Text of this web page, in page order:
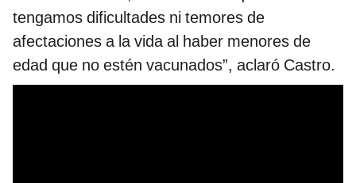
tengamos dificultades ni temores de
afectaciones a la vida al haber menores de
edad que no estén vacunados”, aclaró Castro.